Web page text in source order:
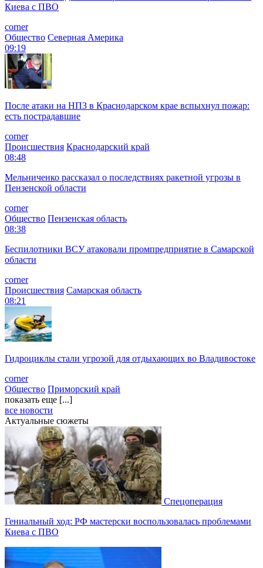
Киева с ПВО
corner
Общество Северная Америка
09:19
После атаки на НПЗ в Краснодарском крае вспыхнул пожар:
есть пострадавшие
corner
Происшествия Краснодарский край
08:48
Мельниченко рассказал о последствиях ракетной угрозы в
Пензенской области
corner
Общество Пензенская область
08:38
Беспилотники ВСУ атаковали промпредприятие в Самарской
области
corner
Происшествия Самарская область
08:21
Гидроциклы стали угрозой для отдыхающих во Владивостоке
corner
Общество Приморский край
показать еще [...]
все новости
Актуальные сюжеты
Спецоперация
Гениальный ход: РФ мастерски воспользовалась проблемами
Киева с ПВО